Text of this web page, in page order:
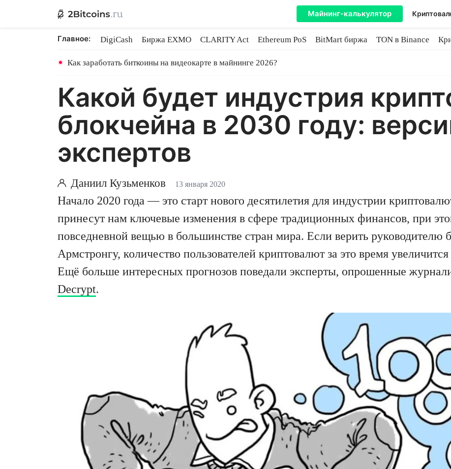
Майнинг-калькулятор
Главное: DigiCash Биржа EXMO CLARITY Act Ethereum PoS BitMart биржа TON в Binance
Как заработать биткоины на видеокарте в майнинге 2026?
Какой будет индустрия
блокчейна в 2030 году:
экспертов
Даниил Кузьменков 13 января 2020
Начало 2020 года — это старт нового десятилетия для индустрии
принесут нам ключевые изменения в сфере традиционных финансов, при
повседневной вещью в большинстве стран мира. Если верить руководителю
Армстронгу, количество пользователей криптовалют за это время
Ещё больше интересных прогнозов поведали эксперты, опрошенные
Decrypt.